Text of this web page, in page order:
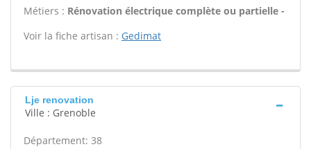
Métiers : Rénovation électrique complète ou partielle -
Voir la fiche artisan : Gedimat
Lje renovation
Ville : Grenoble
Département: 38